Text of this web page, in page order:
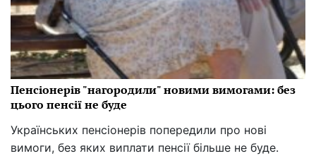
Пенсіонерів "нагородили" новими вимогами: без
цього пенсії не буде
Українських пенсіонерів попередили про нові
вимоги, без яких виплати пенсії більше не буде.